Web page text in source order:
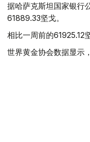
据哈萨克斯坦国家银行
61889.33坚戈。
相比一周前的61925.12
世界黄金协会数据显示